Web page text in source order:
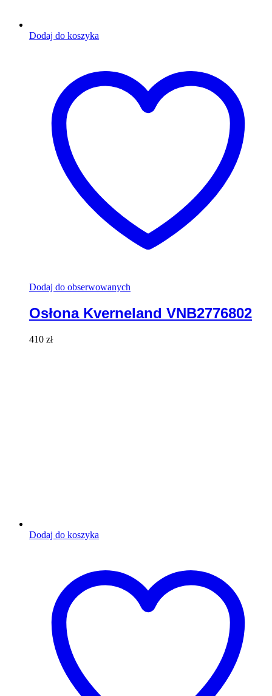
Dodaj do koszyka
Dodaj do obserwowanych
Osłona Kverneland VNB2776802
410 zł
Dodaj do koszyka